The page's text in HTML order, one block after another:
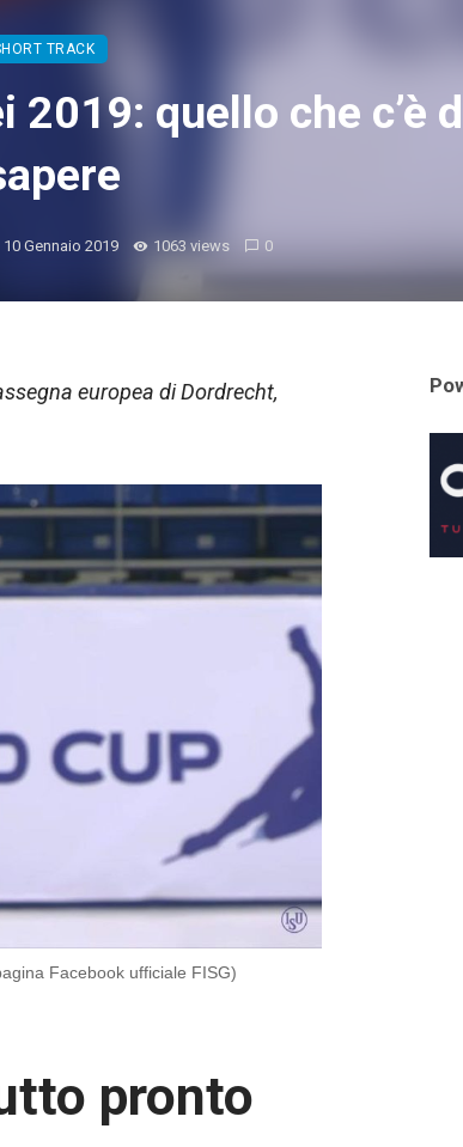
TRACK
2019: quello che c’è
10 Gennaio 2019 1063 views 0
europea di Dordrecht,
Facebook ufficiale FISG)
pronto